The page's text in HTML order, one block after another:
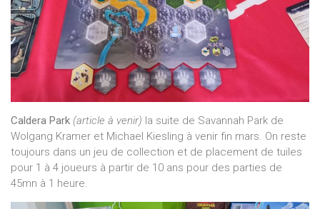
Caldera Park (article à venir) la suite de Savannah Park de
Wolgang Kramer et Michael Kiesling à venir fin mars. On reste
toujours dans un jeu de collection et de placement de tuiles
pour 1 à 4 joueurs à partir de 10 ans pour des parties de
45mn à 1 heure.